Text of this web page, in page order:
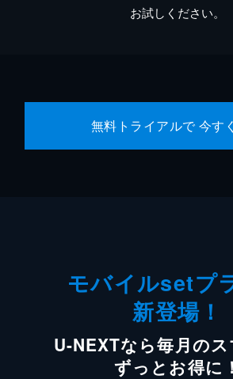
お試しください。
無料トライアルで 今す
モバイルsetプ
新登場！
U-NEXTなら毎月の
ずっとお得に！